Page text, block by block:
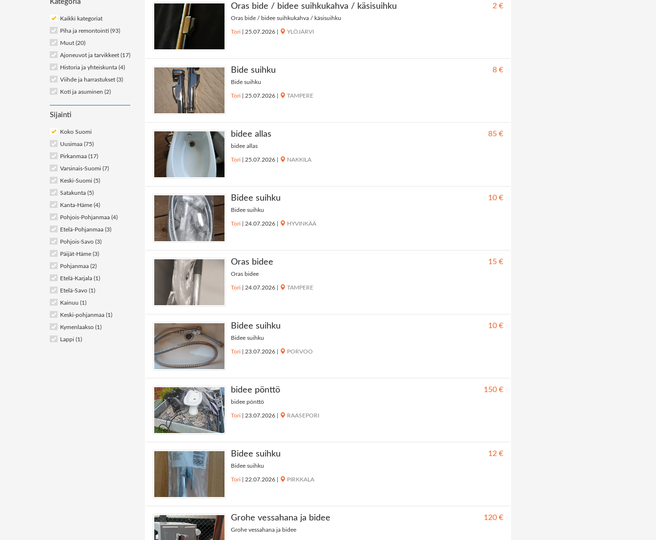
Kategoria
Kaikki kategoriat
Piha ja remontointi (93)
Muut (20)
Ajoneuvot ja tarvikkeet (17)
Historia ja yhteiskunta (4)
Viihde ja harrastukset (3)
Koti ja asuminen (2)
Sijainti
Koko Suomi
Uusimaa (75)
Pirkanmaa (17)
Varsinais-Suomi (7)
Keski-Suomi (5)
Satakunta (5)
Kanta-Häme (4)
Pohjois-Pohjanmaa (4)
Etelä-Pohjanmaa (3)
Pohjois-Savo (3)
Päijät-Häme (3)
Pohjanmaa (2)
Etelä-Karjala (1)
Etelä-Savo (1)
Kainuu (1)
Keski-pohjanmaa (1)
Kymenlaakso (1)
Lappi (1)
Oras bide / bidee suihkukahva / käsisuihku 2 €
Oras bide / bidee suihkukahva / käsisuihku
Tori 25.07.2026 YLÖJÄRVI
Bide suihku 8 €
Bide suihku
Tori 25.07.2026 TAMPERE
bidee allas 85 €
bidee allas
Tori 25.07.2026 NAKKILA
Bidee suihku 10 €
Bidee suihku
Tori 24.07.2026 HYVINKÄÄ
Oras bidee 15 €
Oras bidee
Tori 24.07.2026 TAMPERE
Bidee suihku 10 €
Bidee suihku
Tori 23.07.2026 PORVOO
bidee pönttö 150 €
bidee pönttö
Tori 23.07.2026 RAASEPORI
Bidee suihku 12 €
Bidee suihku
Tori 22.07.2026 PIRKKALA
Grohe vessahana ja bidee 120 €
Grohe vessahana ja bidee